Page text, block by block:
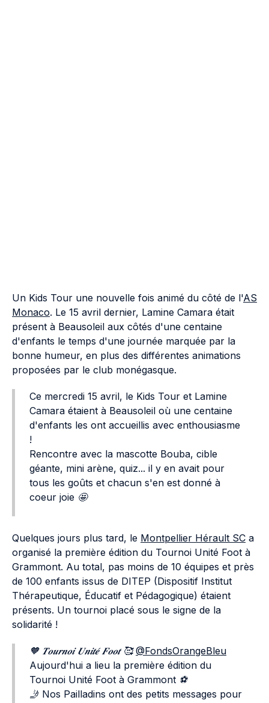
Un Kids Tour une nouvelle fois animé du côté de l'AS
Monaco. Le 15 avril dernier, Lamine Camara était
présent à Beausoleil aux côtés d'une centaine
d'enfants le temps d'une journée marquée par la
bonne humeur, en plus des différentes animations
proposées par le club monégasque.
Ce mercredi 15 avril, le Kids Tour et Lamine
Camara étaient à Beausoleil où une centaine
d'enfants les ont accueillis avec enthousiasme
!
Rencontre avec la mascotte Bouba, cible
géante, mini arène, quiz... il y en avait pour
tous les goûts et chacun s'en est donné à
coeur joie 🤩
Quelques jours plus tard, le Montpellier Hérault SC a
organisé la première édition du Tournoi Unité Foot à
Grammont. Au total, pas moins de 10 équipes et près
de 100 enfants issus de DITEP (Dispositif Institut
Thérapeutique, Éducatif et Pédagogique) étaient
présents. Un tournoi placé sous le signe de la
solidarité !
🧡 𝑻𝒐𝒖𝒓𝒏𝒐𝒊 𝑼𝒏𝒊𝒕𝒆́ 𝑭𝒐𝒐𝒕 🥰@FondsOrangeBleu
Aujourd'hui a lieu la première édition du
Tournoi Unité Foot à Grammont ⚽️
🤳 Nos Pailladins ont des petits messages pour